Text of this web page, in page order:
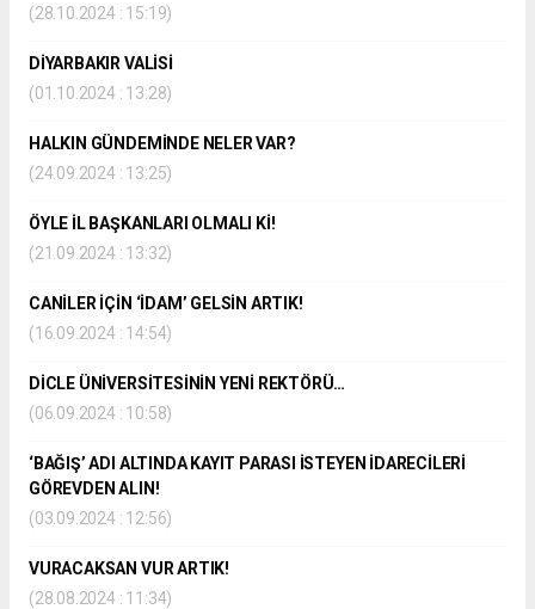
(28.10.2024 : 15:19)
DİYARBAKIR VALİSİ
(01.10.2024 : 13:28)
HALKIN GÜNDEMİNDE NELER VAR?
(24.09.2024 : 13:25)
ÖYLE İL BAŞKANLARI OLMALI Kİ!
(21.09.2024 : 13:32)
CANİLER İÇİN ‘İDAM’ GELSİN ARTIK!
(16.09.2024 : 14:54)
DİCLE ÜNİVERSİTESİNİN YENİ REKTÖRÜ…
(06.09.2024 : 10:58)
‘BAĞIŞ’ ADI ALTINDA KAYIT PARASI İSTEYEN İDARECİLERİ
GÖREVDEN ALIN!
(03.09.2024 : 12:56)
VURACAKSAN VUR ARTIK!
(28.08.2024 : 11:34)